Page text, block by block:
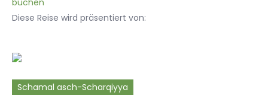
Diese Reise wird präsentiert von:
Schamal asch-Scharqiyya